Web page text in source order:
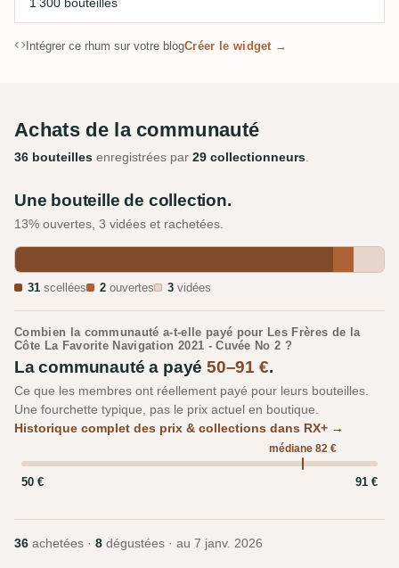
Intégrer ce rhum sur votre blogCréer le widget →
Achats de la communauté
36 bouteilles enregistrées par 29 collectionneurs
Une bouteille de collection.
13% ouvertes, 3 vidées et rachetées.
31 scellées 2 ouvertes 3 vidées
Combien la communauté a-t-elle payé pour Les Frères de la
Côte La Favorite Navigation 2021 - Cuvée No 2 ?
La communauté a payé50–91 €.
Ce que les membres ont réellement payé pour leurs bouteilles.
Une fourchette typique, pas le prix actuel en boutique.
Historique complet des prix & collections dans RX+ →
médiane 82 €
50 € 91 €
36 achetées · 8 dégustées · au 7 janv. 2026